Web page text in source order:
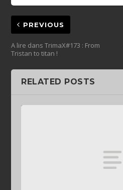
PREVIOUS
A lire dans TrimaX#173 : From
Tristan to titan !
RELATED POSTS